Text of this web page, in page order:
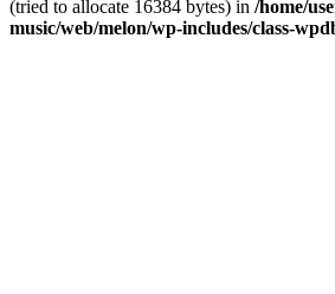
(tried to allocate 16384 bytes) in /home/
music/web/melon/wp-includes/class-